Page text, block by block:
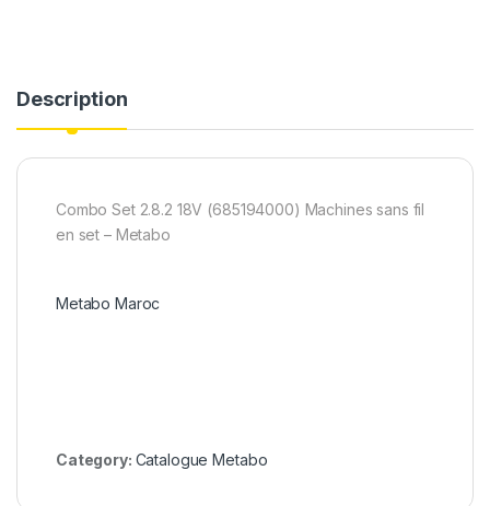
Description
Combo Set 2.8.2 18V (685194000) Machines sans fil
en set – Metabo
Metabo Maroc
Category: Catalogue Metabo